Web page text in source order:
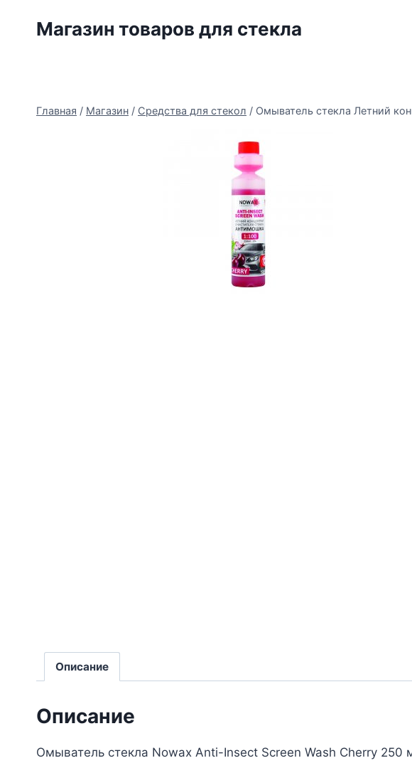
Магазин товаров для стекла
Главная / Магазин / Средства для стекол / Омыватель стекла Летний
Описание
Описание
Омыватель стекла Nowax Anti-Insect Screen Wash Cherry 250